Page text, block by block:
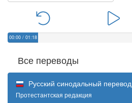
00:00 / 01:18
Все переводы
Русский синодальный перевод
Протестантская редакция